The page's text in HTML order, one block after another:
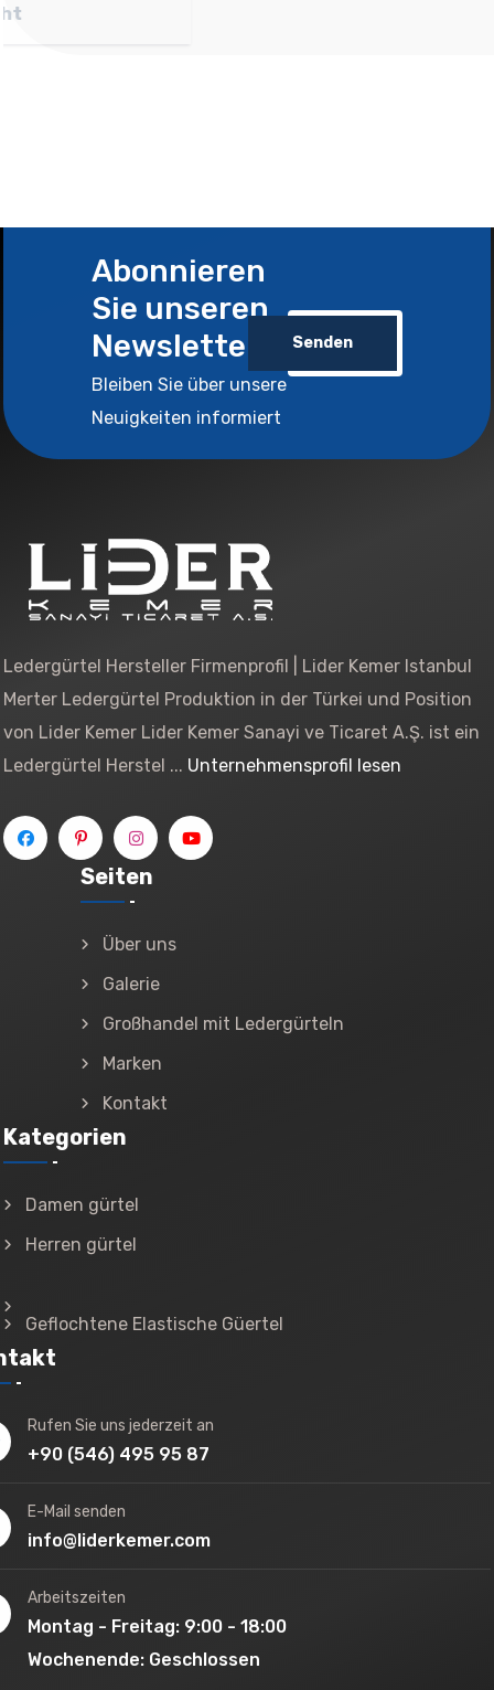
Abonnieren
Sie unseren
Newsletter
Bleiben Sie über unsere
Neuigkeiten informiert
Senden
Ledergürtel Hersteller Firmenprofil | Lider Kemer Istanbul
Merter Ledergürtel Produktion in der Türkei und Position
von Lider Kemer Lider Kemer Sanayi ve Ticaret A.Ş. ist ein
Ledergürtel Herstel ... Unternehmensprofil lesen
Seiten
Über uns
Galerie
Großhandel mit Ledergürteln
Marken
Kontakt
Kategorien
Damen gürtel
Herren gürtel
Geflochtene Elastische Güertel
Rufen Sie uns jederzeit an
+90 (546) 495 95 87
E-Mail senden
info@liderkemer.com
Arbeitszeiten
Montag - Freitag: 9:00 - 18:00
Wochenende: Geschlossen